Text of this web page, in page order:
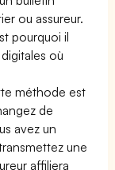
ou assureur.
pourquoi il
où
méthode est
de
avez un
une
affiliera